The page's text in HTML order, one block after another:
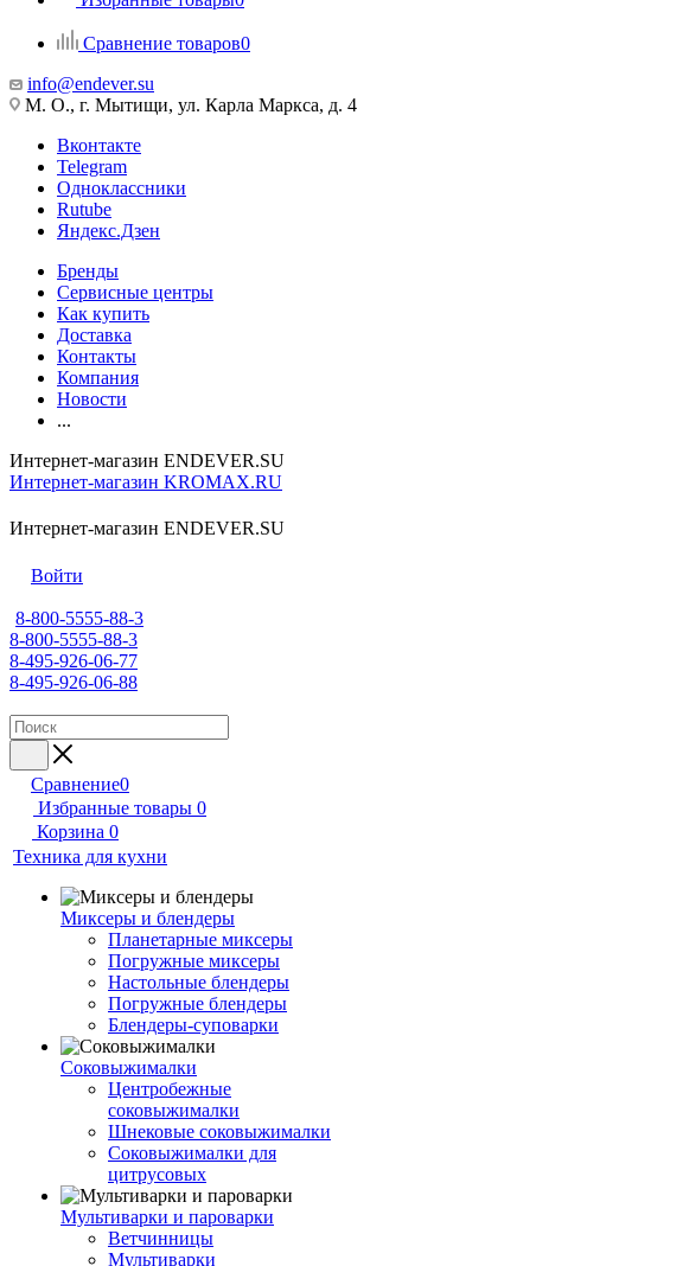
Сравнение товаров0
info@endever.su
М. О., г. Мытищи, ул. Карла Маркса, д. 4
Вконтакте
Telegram
Одноклассники
Rutube
Яндекс.Дзен
Бренды
Сервисные центры
Как купить
Доставка
Контакты
Компания
Новости
...
Интернет-магазин ENDEVER.SU
Интернет-магазин KROMAX.RU
Интернет-магазин ENDEVER.SU
Войти
8-800-5555-88-3
8-800-5555-88-3
8-495-926-06-77
8-495-926-06-88
Сравнение0
Избранные товары 0
Корзина 0
Техника для кухни
Миксеры и блендеры
Планетарные миксеры
Погружные миксеры
Настольные блендеры
Погружные блендеры
Блендеры-суповарки
Соковыжималки
Центробежные
соковыжималки
Шнековые соковыжималки
Соковыжималки для
цитрусовых
Мультиварки и пароварки
Ветчинницы
Мультиварки